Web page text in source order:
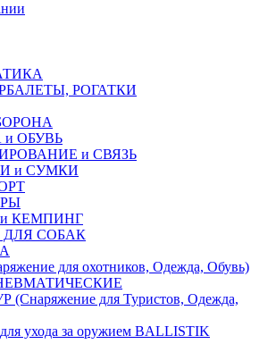
РОГАТКИ
и ОБУВЬ
и СВЯЗЬ
и СУМКИ
и КЕМПИНГ
ДЛЯ СОБАК
для охотников, Одежда, Обувь)
(Снаряжение для Туристов, Одежда,
ухода за оружием BALLISTIK